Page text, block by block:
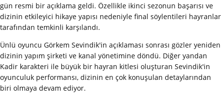
gün resmi bir açıklama geldi. Özellikle ikinci sezonun başarısı ve
dizinin etkileyici hikaye yapısı nedeniyle final söylentileri hayranlar
tarafından temkinli karşılandı.
Ünlü oyuncu Görkem Sevindik'in açıklaması sonrası gözler yeniden
dizinin yapım şirketi ve kanal yönetimine döndü. Diğer yandan
Kadir karakteri ile büyük bir hayran kitlesi oluşturan Sevindik'in
oyunculuk performansı, dizinin en çok konuşulan detaylarından
biri olmaya devam ediyor.